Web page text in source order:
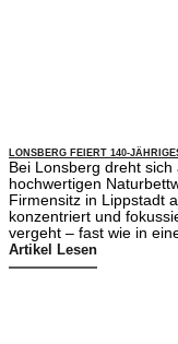
LONSBERG FEIERT 140-
Bei Lonsberg dreht
hochwertigen
Firmensitz in Lippstadt
konzentriert und
vergeht – fast wie in
Artikel Lesen